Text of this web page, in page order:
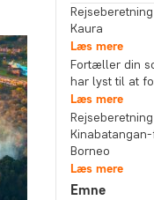
Kaura
Læs mere
Fortæller din
har lyst til at
Læs mere
Borneo
Læs mere
Emne